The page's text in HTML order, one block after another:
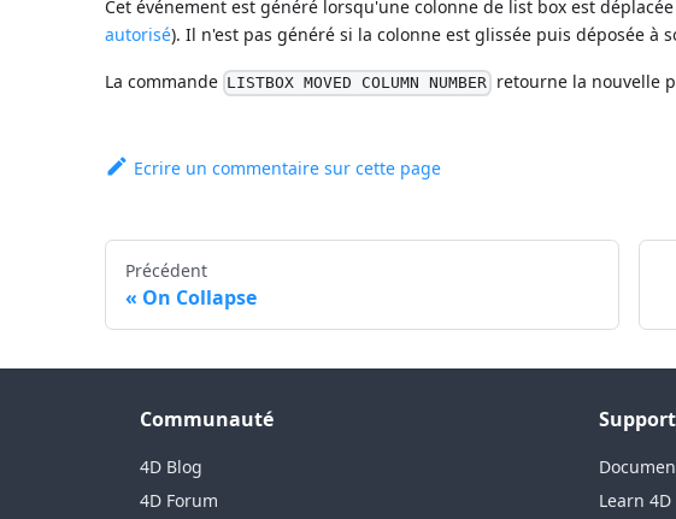
Cet événement est généré lorsqu'une colonne de list box est
autorisé). Il n'est pas généré si la colonne est glissée puis déposée à
La commande LISTBOX MOVED COLUMN NUMBER retourne la nouvelle
Ecrire un commentaire sur cette page
Précédent
On Collapse
Communauté
4D Blog
4D Forum
Support
Learn 4D